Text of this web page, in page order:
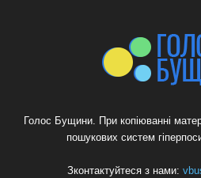
Голос Бущини. При копіюванні
пошукових систем
Зконтактуйтеся з нами: